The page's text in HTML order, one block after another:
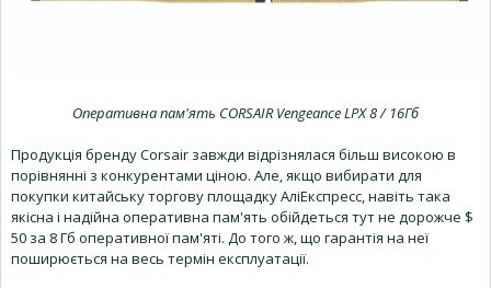
Оперативна пам'ять CORSAIR Vengeance LPX 8 / 16Гб
Продукція бренду Corsair завжди відрізнялася більш високою в
порівнянні з конкурентами ціною. Але, якщо вибирати для
покупки китайську торгову площадку АліЕкспресс, навіть така
якісна і надійна оперативна пам'ять обійдеться тут не дорожче $
50 за 8 Гб оперативної пам'яті. До того ж, що гарантія на неї
поширюється на весь термін експлуатації.